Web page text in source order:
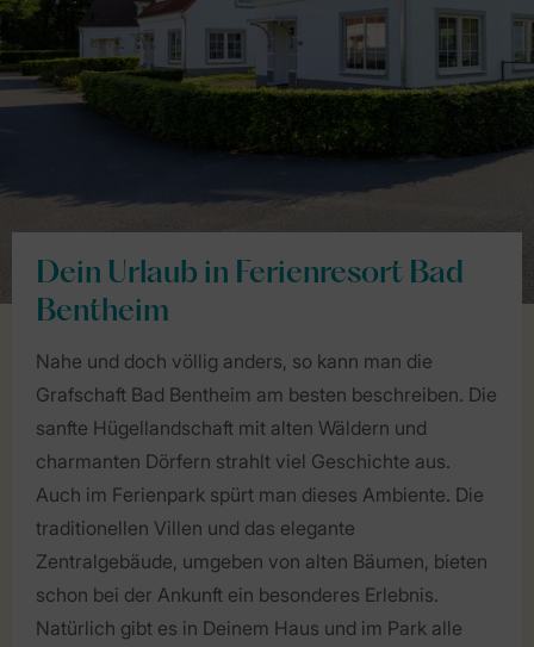
Dein Urlaub in Ferienresort Bad
Bentheim
Nahe und doch völlig anders, so kann man die
Grafschaft Bad Bentheim am besten beschreiben. Die
sanfte Hügellandschaft mit alten Wäldern und
charmanten Dörfern strahlt viel Geschichte aus.
Auch im Ferienpark spürt man dieses Ambiente. Die
traditionellen Villen und das elegante
Zentralgebäude, umgeben von alten Bäumen, bieten
schon bei der Ankunft ein besonderes Erlebnis.
Natürlich gibt es in Deinem Haus und im Park alle